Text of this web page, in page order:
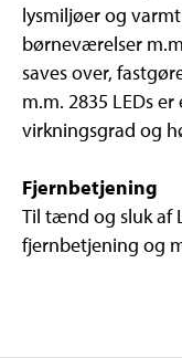
lysmiljøer og
børneværelser
saves over,
m.m. 2835 LEDs
virkningsgrad og
Fjernbetjening
Til tænd og sluk af
fjernbetjening og